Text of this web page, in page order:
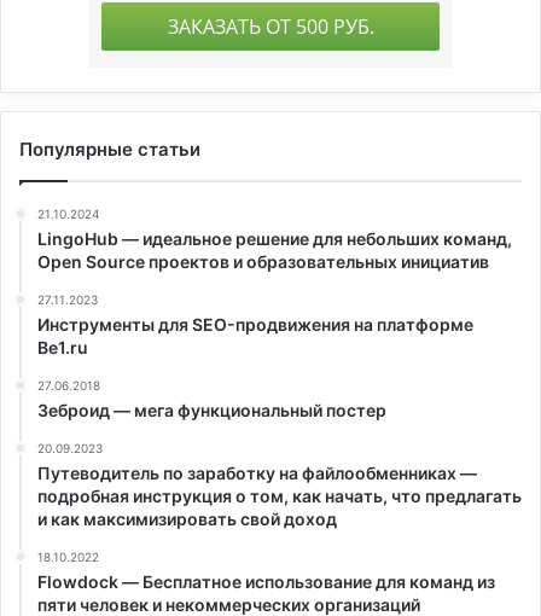
Популярные статьи
21.10.2024
LingoHub — идеальное решение для небольших команд,
Open Source проектов и образовательных инициатив
27.11.2023
Инструменты для SEO-продвижения на платформе
Be1.ru
27.06.2018
Зеброид — мега функциональный постер
20.09.2023
Путеводитель по заработку на файлообменниках —
подробная инструкция о том, как начать, что предлагать
и как максимизировать свой доход
18.10.2022
Flowdock — Бесплатное использование для команд из
пяти человек и некоммерческих организаций